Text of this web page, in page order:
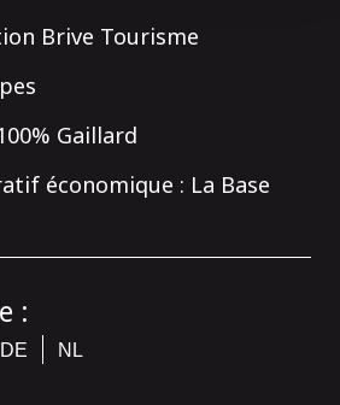
Brive Tourisme
Gaillard
économique : La Base
:
DE NL